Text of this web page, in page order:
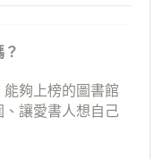
夠上榜的圖書館
讓愛書人想自己